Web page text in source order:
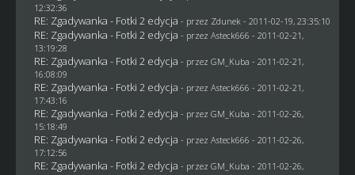
12:32:36
RE: Zgadywanka - Fotki 2 edycja - przez Zdunek - 2011-02-19, 23:35:10
RE: Zgadywanka - Fotki 2 edycja - przez Asteck666 - 2011-02-21,
13:19:28
RE: Zgadywanka - Fotki 2 edycja - przez GM_Kuba - 2011-02-21,
16:08:09
RE: Zgadywanka - Fotki 2 edycja - przez Asteck666 - 2011-02-21,
17:43:16
RE: Zgadywanka - Fotki 2 edycja - przez GM_Kuba - 2011-02-26,
15:18:49
RE: Zgadywanka - Fotki 2 edycja - przez Asteck666 - 2011-02-26,
17:12:56
RE: Zgadywanka - Fotki 2 edycja - przez GM_Kuba - 2011-02-26,